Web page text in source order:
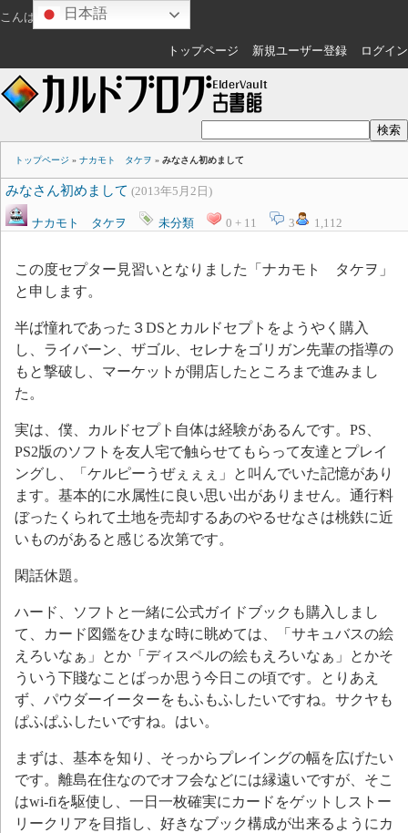
こんばんは ゲスト さん
トップページ 新規ユーザー登録 ログイン
トップページ » ナカモト タケヲ » みなさん初めまして
みなさん初めまして (2013年5月2日)
ナカモト タケヲ 未分類 0 + 11 3 1,112
この度セプター見習いとなりました「ナカモト タケヲ」
と申します。
半ば憧れであった３DSとカルドセプトをようやく購入
し、ライバーン、ザゴル、セレナをゴリガン先輩の指導の
もと撃破し、マーケットが開店したところまで進みまし
た。
実は、僕、カルドセプト自体は経験があるんです。PS、
PS2版のソフトを友人宅で触らせてもらって友達とプレイ
ングし、「ケルピーうぜぇぇぇ」と叫んでいた記憶があり
ます。基本的に水属性に良い思い出がありません。通行料
ぼったくられて土地を売却するあのやるせなさは桃鉄に近
いものがあると感じる次第です。
閑話休題。
ハード、ソフトと一緒に公式ガイドブックも購入しまし
て、カード図鑑をひまな時に眺めては、「サキュバスの絵
えろいなぁ」とか「ディスペルの絵もえろいなぁ」とかそ
ういう下賤なことばっか思う今日この頃です。とりあえ
ず、パウダーイーターをもふもふしたいですね。サクヤも
ぱふぱふしたいですね。はい。
まずは、基本を知り、そっからプレイングの幅を広げたい
です。離島在住なのでオフ会などには縁遠いですが、そこ
はwi-fiを駆使し、一日一枚確実にカードをゲットしストー
リークリアを目指し、好きなブック構成が出来るようにカ
日本語